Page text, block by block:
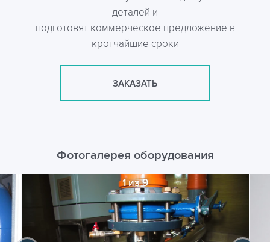
деталей и
подготовят коммерческое предложение в
кротчайшие сроки
ЗАКАЗАТЬ
Фотогалерея оборудования
1 из 9